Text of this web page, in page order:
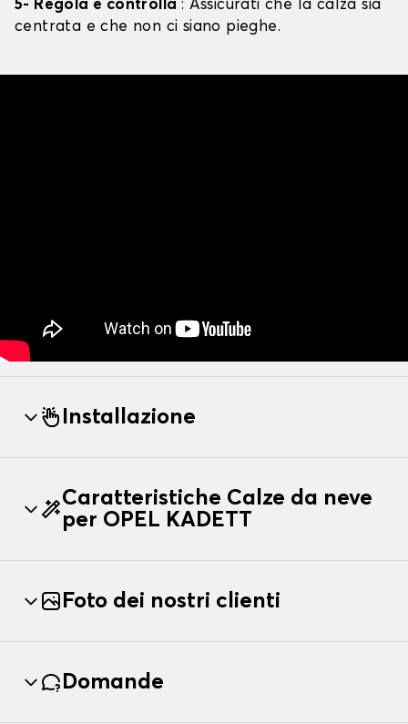
5- Regola e controlla : Assicurati che la calza sia
centrata e che non ci siano pieghe.
Installazione
Caratteristiche Calze da neve
per OPEL KADETT
Foto dei nostri clienti
Domande